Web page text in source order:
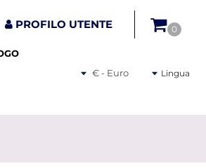
PROFILO UTENTE 0
Seleziona una valutaLingua